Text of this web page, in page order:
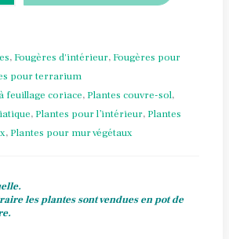
, Fougères d'intérieur, Fougères pour
pour terrarium
feuillage coriace, Plantes couvre-sol,
, Plantes pour l’intérieur, Plantes
, Plantes pour mur végétaux
les plantes sont vendues en pot de